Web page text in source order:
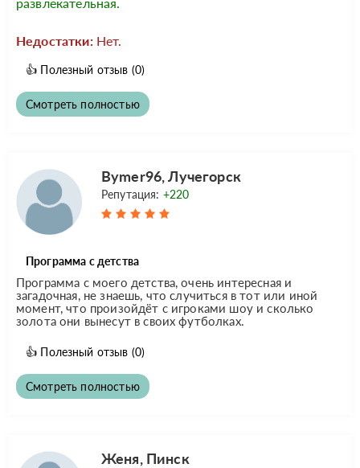
Недостатки: Нет.
👍 Полезный отзыв (0)
Смотреть полностью
Bymer96, Лучегорск
Репутация: +220
Программа с детства
Программа с моего детства, очень интересная и
загадочная, не знаешь, что случиться в тот или иной
момент, что произойдёт с игроками шоу и сколько
золота они вынесут в своих футболках.
👍 Полезный отзыв (0)
Смотреть полностью
Женя, Пинск